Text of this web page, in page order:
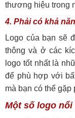
thương hiệu trong
4. Phải có khả
Logo của bạn sẽ
thông và ở các
logo tốt nhất là
để phù hợp với
mà bạn có thể gặp
Một số logo